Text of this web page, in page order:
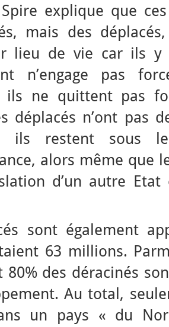
explique que
mais des
lieu de vie car ils y
n’engage pas
ne quittent pas
déplacés n’ont pas
ils restent sous
alors même que
d’un autre
sont également
63 millions.
80% des déracinés
Au total,
un pays « du